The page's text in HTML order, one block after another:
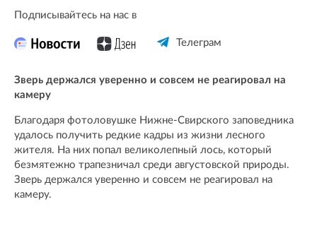
Подписывайтесь на нас в
Телеграм
Зверь держался уверенно и совсем не реагировал на
камеру
Благодаря фотоловушке Нижне-Свирского заповедника
удалось получить редкие кадры из жизни лесного
жителя. На них попал великолепный лось, который
безмятежно трапезничал среди августовской природы.
Зверь держался уверенно и совсем не реагировал на
камеру.